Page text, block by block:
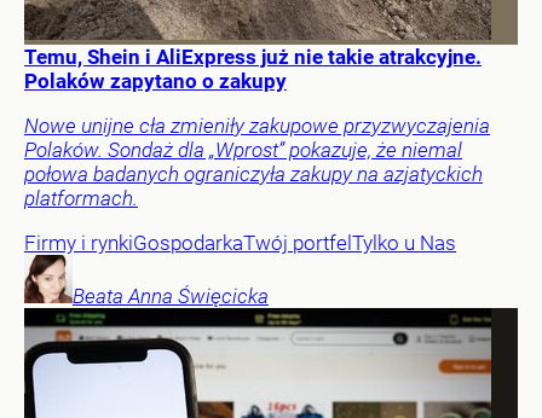
Temu, Shein i AliExpress już nie takie atrakcyjne.
Polaków zapytano o zakupy
Nowe unijne cła zmieniły zakupowe przyzwyczajenia
Polaków. Sondaż dla „Wprost” pokazuje, że niemal
połowa badanych ograniczyła zakupy na azjatyckich
platformach.
Firmy i rynkiGospodarkaTwój portfelTylko u Nas
Beata Anna Święcicka